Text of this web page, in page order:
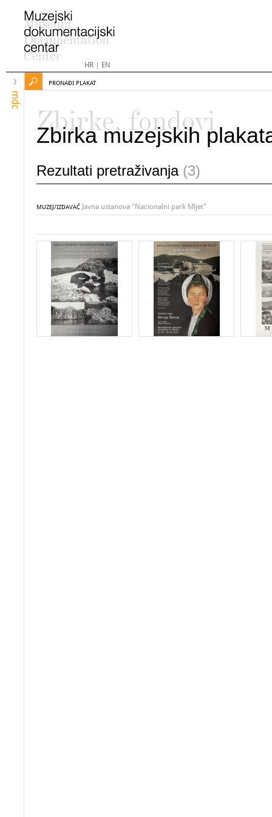
HR| EN
mdc
PRONAĐI PLAKAT
Zbirke, fondovi
Zbirka muzejskih
Rezultati pretraživanja (3)
MUZEJ/IZDAVAČ Javna ustanova "Nacionalni park Mljet"